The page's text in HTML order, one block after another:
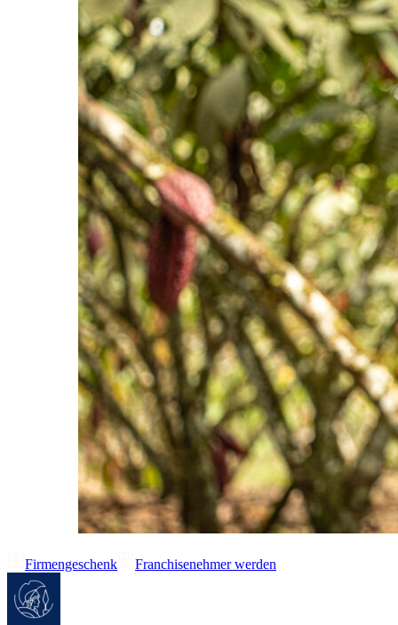
Firmengeschenk Franchisenehmer werden